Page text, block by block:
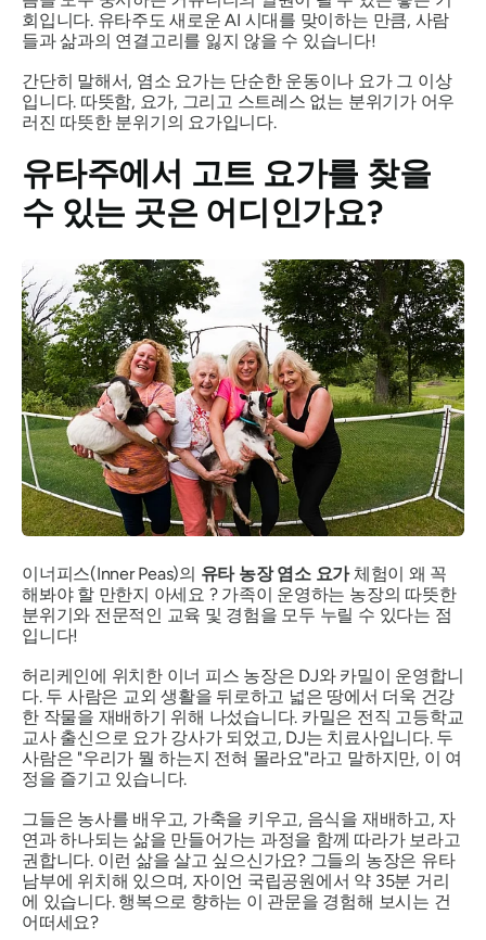
회입니다. 유타주도 새로운 AI 시대를 맞이하는 만큼, 사람
들과 삶과의 연결고리를 잃지 않을 수 있습니다!
간단히 말해서, 염소 요가는 단순한 운동이나 요가 그 이상
입니다. 따뜻함, 요가, 그리고 스트레스 없는 분위기가 어우
러진 따뜻한 분위기의 요가입니다.
유타주에서 고트 요가를 찾을
수 있는 곳은 어디인가요?
이너피스(Inner Peas)의 유타 농장 염소 요가 체험이 왜 꼭
해봐야 할 만한지 아세요 ? 가족이 운영하는 농장의 따뜻한
분위기와 전문적인 교육 및 경험을 모두 누릴 수 있다는 점
입니다!
허리케인에 위치한 이너 피스 농장은 DJ와 카밀이 운영합니
다. 두 사람은 교외 생활을 뒤로하고 넓은 땅에서 더욱 건강
한 작물을 재배하기 위해 나섰습니다. 카밀은 전직 고등학교
교사 출신으로 요가 강사가 되었고, DJ는 치료사입니다. 두
사람은 "우리가 뭘 하는지 전혀 몰라요"라고 말하지만, 이 여
정을 즐기고 있습니다.
그들은 농사를 배우고, 가축을 키우고, 음식을 재배하고, 자
연과 하나되는 삶을 만들어가는 과정을 함께 따라가 보라고
권합니다. 이런 삶을 살고 싶으신가요? 그들의 농장은 유타
남부에 위치해 있으며, 자이언 국립공원에서 약 35분 거리
에 있습니다. 행복으로 향하는 이 관문을 경험해 보시는 건
어떠세요?